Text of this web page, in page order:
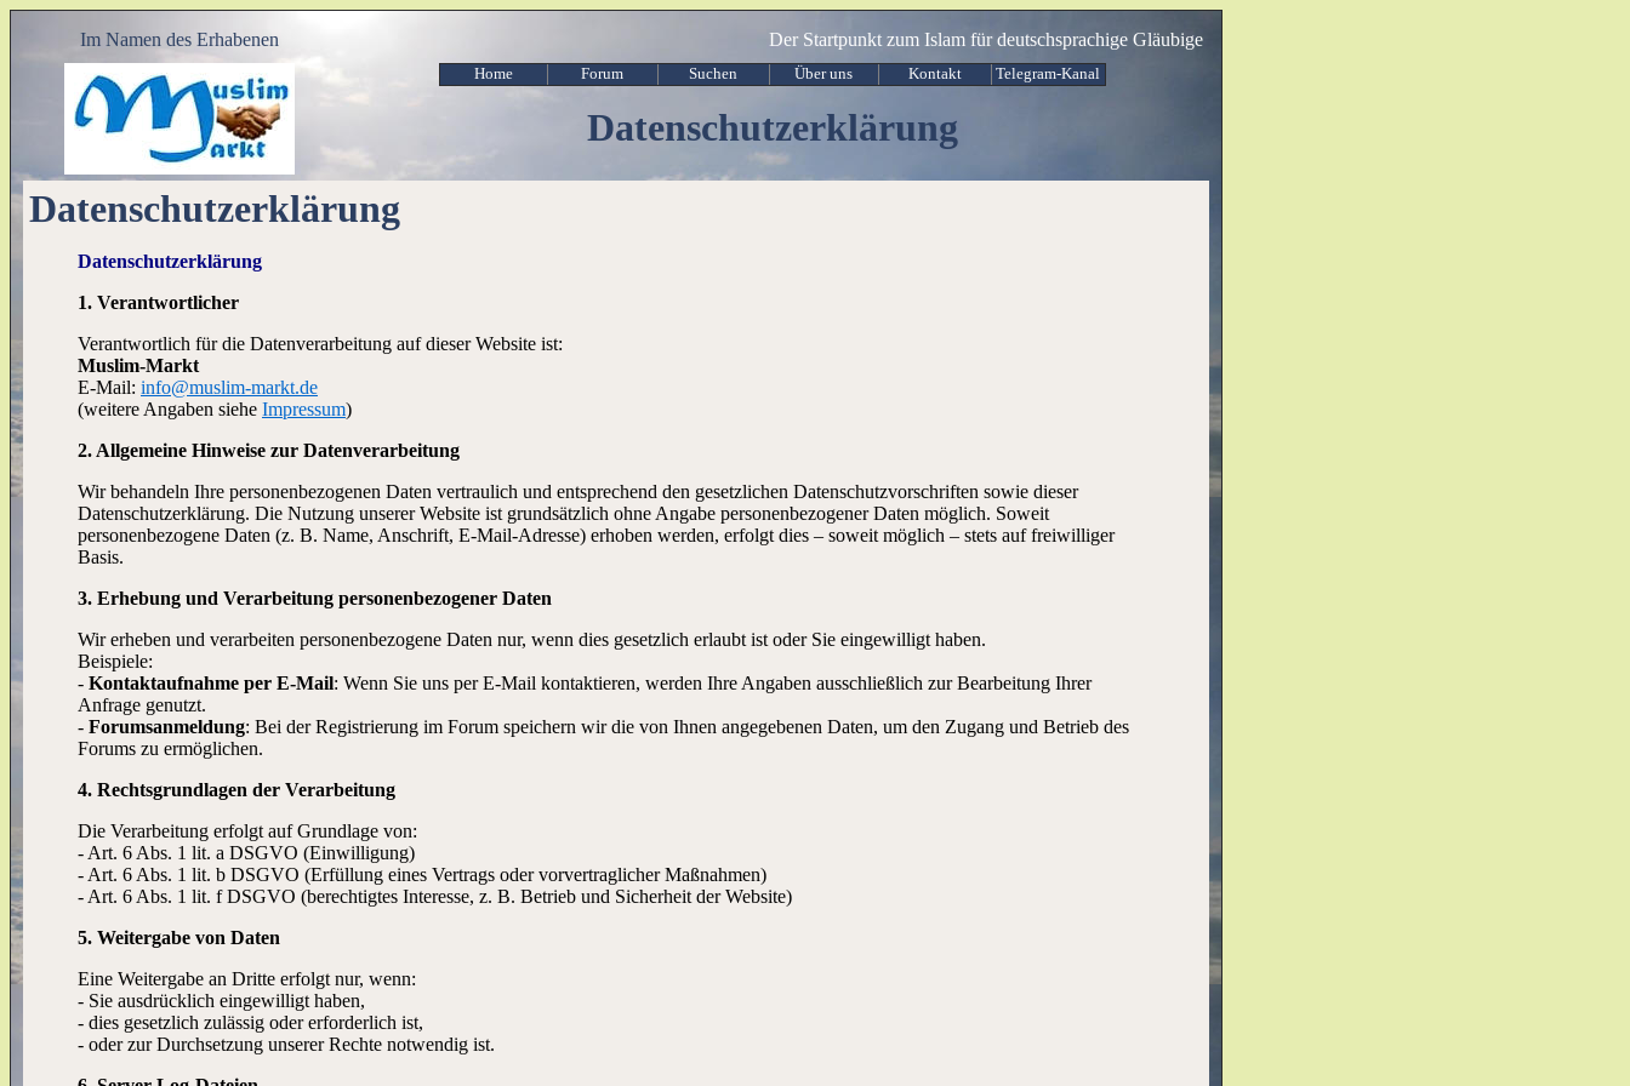
Im Namen des Erhabenen Der Startpunkt zum Islam für deutschsprachige Gläubige
Home Forum Suchen Über uns Kontakt Telegram-Kanal
Datenschutzerklärung
Datenschutzerklärung
Datenschutzerklärung
1. Verantwortlicher
Verantwortlich für die Datenverarbeitung auf dieser Website ist:
Muslim-Markt
E-Mail: info@muslim-markt.de
(weitere Angaben siehe Impressum)
2. Allgemeine Hinweise zur Datenverarbeitung
Wir behandeln Ihre personenbezogenen Daten vertraulich und entsprechend den gesetzlichen Datenschutzvorschriften sowie dieser
Datenschutzerklärung. Die Nutzung unserer Website ist grundsätzlich ohne Angabe personenbezogener Daten möglich. Soweit
personenbezogene Daten (z. B. Name, Anschrift, E-Mail-Adresse) erhoben werden, erfolgt dies – soweit möglich – stets auf freiwilliger
Basis.
3. Erhebung und Verarbeitung personenbezogener Daten
Wir erheben und verarbeiten personenbezogene Daten nur, wenn dies gesetzlich erlaubt ist oder Sie eingewilligt haben.
Beispiele:
- Kontaktaufnahme per E-Mail: Wenn Sie uns per E-Mail kontaktieren, werden Ihre Angaben ausschließlich zur Bearbeitung Ihrer
Anfrage genutzt.
- Forumsanmeldung: Bei der Registrierung im Forum speichern wir die von Ihnen angegebenen Daten, um den Zugang und Betrieb des
Forums zu ermöglichen.
4. Rechtsgrundlagen der Verarbeitung
Die Verarbeitung erfolgt auf Grundlage von:
- Art. 6 Abs. 1 lit. a DSGVO (Einwilligung)
- Art. 6 Abs. 1 lit. b DSGVO (Erfüllung eines Vertrags oder vorvertraglicher Maßnahmen)
- Art. 6 Abs. 1 lit. f DSGVO (berechtigtes Interesse, z. B. Betrieb und Sicherheit der Website)
5. Weitergabe von Daten
Eine Weitergabe an Dritte erfolgt nur, wenn:
- Sie ausdrücklich eingewilligt haben,
- dies gesetzlich zulässig oder erforderlich ist,
- oder zur Durchsetzung unserer Rechte notwendig ist.